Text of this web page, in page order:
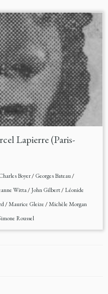
Lapierre (Paris-
Boyer/Georges Bateau/
Witta/John Gilbert/Léonide
/Maurice Gleize/Michèle Morgan
Roussel